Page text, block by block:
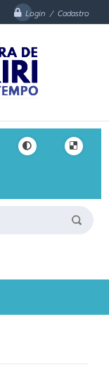
Login / Cadastro